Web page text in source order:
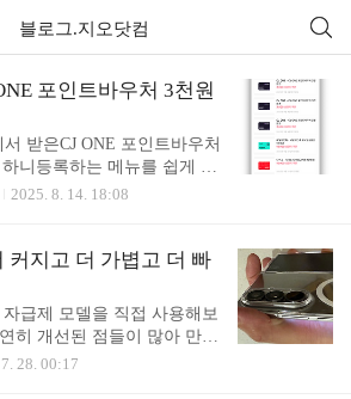
블로그.지오닷컴
포인트바우처 3천원
받은CJ ONE 포인트바우처
니등록하는 메뉴를 쉽게 찾
서 바로 알려드립니다.CJ O
증번호 16자리를 입력하고
다.CJ ONE 포인트 주요 사
켓, 쿡킷CJ온스타일, CJ EN
예매서비스CGV (영화 예매,
(빕스, 뚜레쥬르, 더플레이
랜드)CJ올리브영TVINGCJ
2025. 8. 14. 18:08
커지고 더 가볍고 더 빠
급제 모델을 직접 사용해보
히 개선된 점들이 많아 만족
껴지는 건 얇고 가벼운 바디
28. 00:17